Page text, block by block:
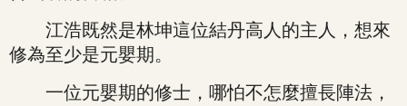
江浩既然是林坤這位結丹高人的主人，想來
修為至少是元嬰期。
一位元嬰期的修士，哪怕不怎麼擅長陣法，